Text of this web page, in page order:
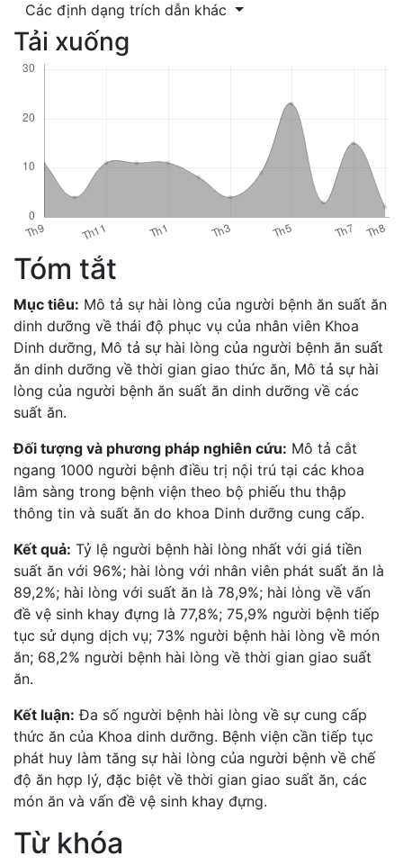
Các định dạng trích dẫn khác
Tải xuống
Tóm tắt
Mục tiêu: Mô tả sự hài lòng của người bệnh ăn suất ăn
dinh dưỡng về thái độ phục vụ của nhân viên Khoa
Dinh dưỡng, Mô tả sự hài lòng của người bệnh ăn suất
ăn dinh dưỡng về thời gian giao thức ăn, Mô tả sự hài
lòng của người bệnh ăn suất ăn dinh dưỡng về các
suất ăn.
Đối tượng và phương pháp nghiên cứu: Mô tả cắt
ngang 1000 người bệnh điều trị nội trú tại các khoa
lâm sàng trong bệnh viện theo bộ phiếu thu thập
thông tin và suất ăn do khoa Dinh dưỡng cung cấp.
Kết quả: Tỷ lệ người bệnh hài lòng nhất với giá tiền
suất ăn với 96%; hài lòng với nhân viên phát suất ăn là
89,2%; hài lòng với suất ăn là 78,9%; hài lòng về vấn
đề vệ sinh khay đựng là 77,8%; 75,9% người bệnh tiếp
tục sử dụng dịch vụ; 73% người bệnh hài lòng về món
ăn; 68,2% người bệnh hài lòng về thời gian giao suất
ăn.
Kết luận: Đa số người bệnh hài lòng về sự cung cấp
thức ăn của Khoa dinh dưỡng. Bệnh viện cần tiếp tục
phát huy làm tăng sự hài lòng của người bệnh về chế
độ ăn hợp lý, đặc biệt về thời gian giao suất ăn, các
món ăn và vấn đề vệ sinh khay đựng.
Từ khóa